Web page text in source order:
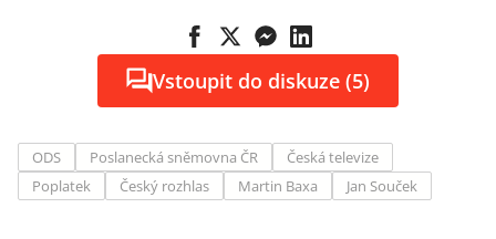
Vstoupit do diskuze (5)
ODS Poslanecká sněmovna ČR
Česká televize
Poplatek
Český rozhlas Martin Baxa Jan Souček